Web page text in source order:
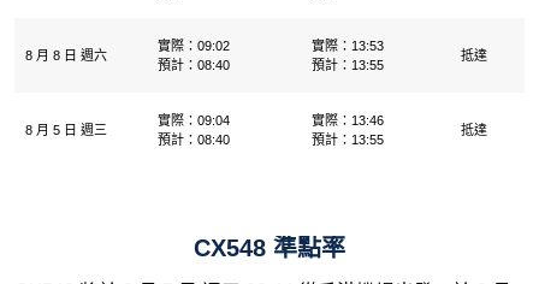
8 月 8 日 週六
實際：09:02
預計：08:40
實際：13:53
預計：13:55
抵達
8 月 5 日 週三
實際：09:04
預計：08:40
實際：13:46
預計：13:55
抵達
CX548 準點率